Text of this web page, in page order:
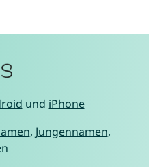
und iPhone
, Jungennamen,